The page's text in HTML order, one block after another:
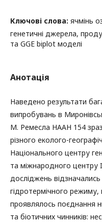
Ключові слова: ячмінь
генетичні джерела,
та GGE biplot моделі
Анотація
Наведено результати
випробувань в
М. Ремесла НААН 154
різного еколого-
Національного центру
та міжнародного центру
досліджень
гідротермічного режиму,
проявлялось поєднання
та біотичних чинників: